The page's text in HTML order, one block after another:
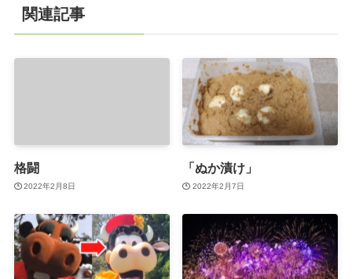
関連記事
格闘
2022年2月8日
「ぬか漬け」
2022年2月7日